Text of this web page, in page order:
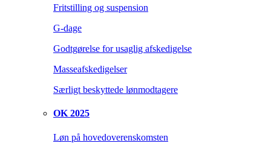
Fritstilling og suspension
G-dage
Godtgørelse for usaglig afskedigelse
Masseafskedigelser
Særligt beskyttede lønmodtagere
OK 2025
Løn på hovedoverenskomsten